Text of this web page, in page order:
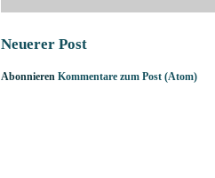
Neuerer Post
Abonnieren Kommentare zum Post (Atom)